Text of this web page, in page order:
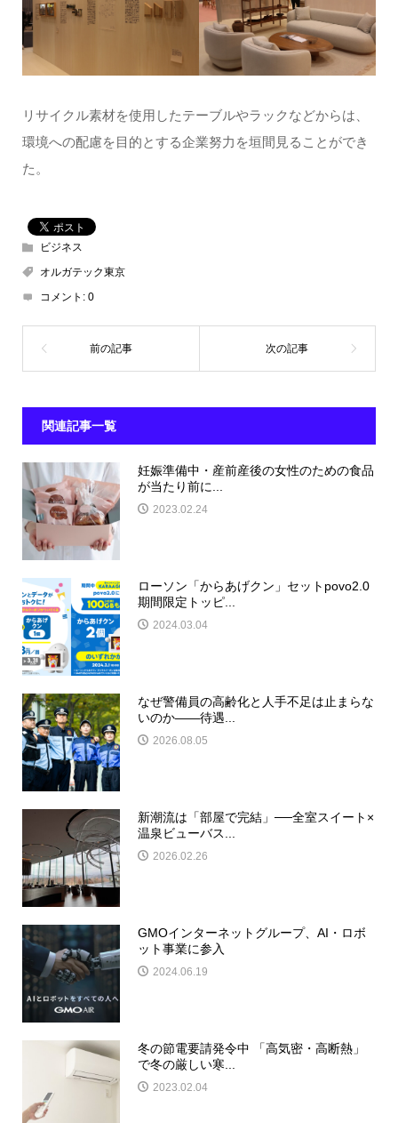
リサイクル素材を使用したテーブルやラックなどからは、
環境への配慮を目的とする企業努力を垣間見ることができ
た。
ビジネス
オルガテック東京
コメント: 0
関連記事一覧
妊娠準備中・産前産後の女性のための食品
が当たり前に...
2023.02.24
ローソン「からあげクン」セットpovo2.0
期間限定トッピ...
2024.03.04
なぜ警備員の高齢化と人手不足は止まらな
いのか――待遇...
2026.08.05
新潮流は「部屋で完結」──全室スイート×
温泉ビューバス...
2026.02.26
GMOインターネットグループ、AI・ロボ
ット事業に参入
2024.06.19
冬の節電要請発令中 「高気密・高断熱」
で冬の厳しい寒...
2023.02.04